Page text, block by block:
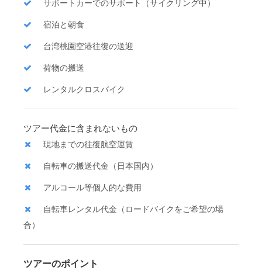
サポートカーでのサポート（サイクリング中）
宿泊と朝食
台湾桃園空港往復の送迎
荷物の搬送
レンタルクロスバイク
ツアー代金に含まれないもの
現地までの往復航空運賃
自転車の搬送代金（日本国内）
アルコール等個人的な費用
自転車レンタル代金（ロードバイクをご希望の場
合）
ツアーのポイント